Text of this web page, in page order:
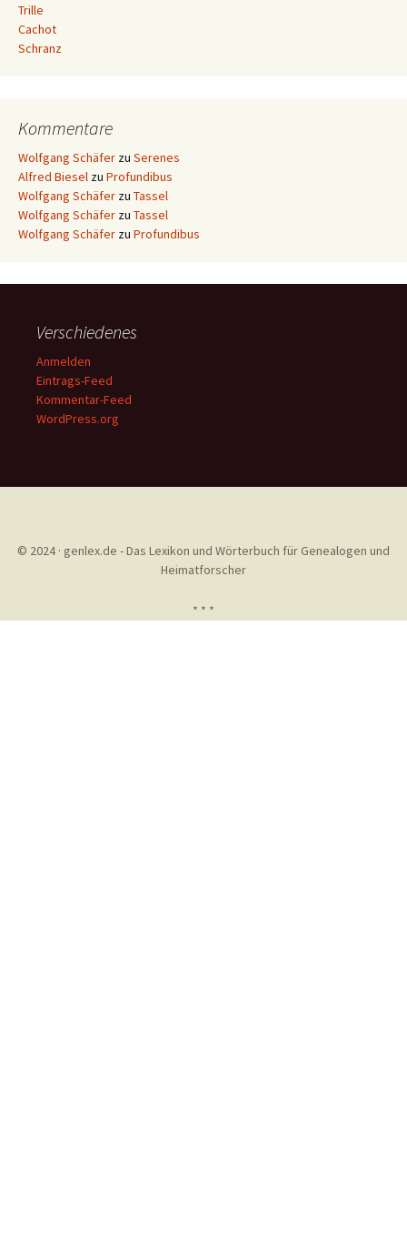
Trille
Cachot
Schranz
Kommentare
Wolfgang Schäfer zu Serenes
Alfred Biesel zu Profundibus
Wolfgang Schäfer zu Tassel
Wolfgang Schäfer zu Tassel
Wolfgang Schäfer zu Profundibus
Verschiedenes
Anmelden
Eintrags-Feed
Kommentar-Feed
WordPress.org
© 2024 · genlex.de - Das Lexikon und Wörterbuch für Genealogen und
Heimatforscher
* * *